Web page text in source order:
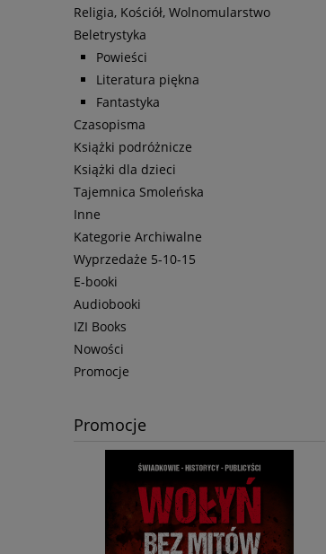
Religia, Kościół, Wolnomularstwo
Beletrystyka
Powieści
Literatura piękna
Fantastyka
Czasopisma
Książki podróżnicze
Książki dla dzieci
Tajemnica Smoleńska
Inne
Kategorie Archiwalne
Wyprzedaże 5-10-15
E-booki
Audiobooki
IZI Books
Nowości
Promocje
Promocje